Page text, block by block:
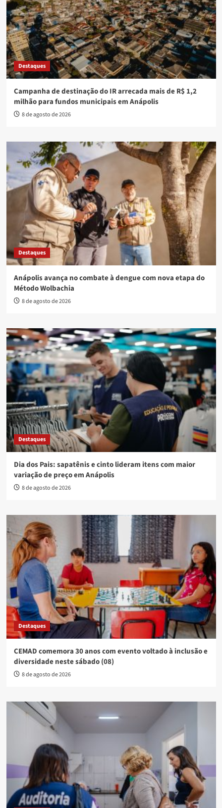
Destaques
Campanha de destinação do IR arrecada mais de R$ 1,2
milhão para fundos municipais em Anápolis
8 de agosto de 2026
Destaques
Anápolis avança no combate à dengue com nova etapa do
Método Wolbachia
8 de agosto de 2026
Destaques
Dia dos Pais: sapatênis e cinto lideram itens com maior
variação de preço em Anápolis
8 de agosto de 2026
Destaques
CEMAD comemora 30 anos com evento voltado à inclusão e
diversidade neste sábado (08)
8 de agosto de 2026